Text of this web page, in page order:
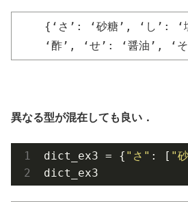
{‘さ’: ‘砂糖’, ‘し’: ‘
‘酢’, ‘せ’: ‘醤油’, ‘
異なる型が混在しても良い．
dict_ex3 = { "さ" : [ "
dict_ex3